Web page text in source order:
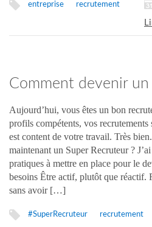
entreprise recrutement
Comment devenir un
Recruteur ?
Aujourd’hui, vous êtes un bon
profils compétents, vos recrutements
est content de votre travail. Très
maintenant un Super Recruteur ?
pratiques à mettre en place pour le
besoins Être actif, plutôt que réactif.
sans avoir […]
#SuperRecruteur recrutement